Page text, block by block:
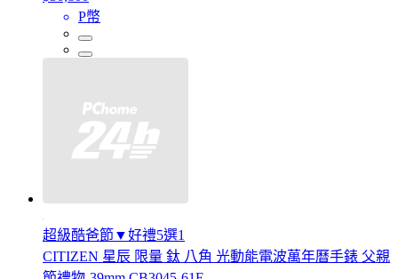
P幣
超級酷爸節▼好禮5選1
CITIZEN 星辰 限量 鈦 八角 光動能電波萬年曆手錶 父親